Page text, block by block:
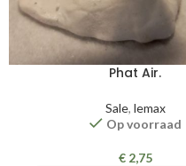
Phat Air.
Sale, lemax
Op voorraad
€2,75